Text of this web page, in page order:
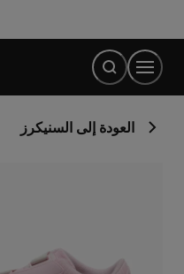
Content
العودة إلى السنيكرز